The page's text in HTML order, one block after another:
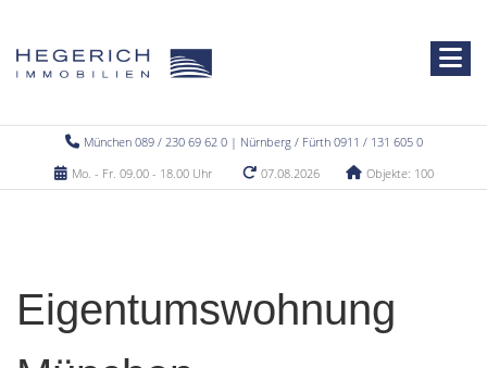
München 089 / 230 69 62 0 | Nürnberg / Fürth 0911 / 131 605 0
Mo. - Fr. 09.00 - 18.00 Uhr
07.08.2026 Objekte: 100
Eigentumswohnung